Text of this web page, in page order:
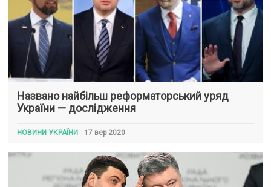
Названо найбільш реформаторський уряд
України — дослідження
НОВИНИ УКРАЇНИ 17 вер 2020